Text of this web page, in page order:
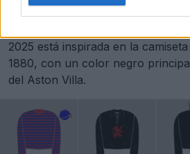
2025 está inspirada en la
1880, con un color negro
del Aston Villa.